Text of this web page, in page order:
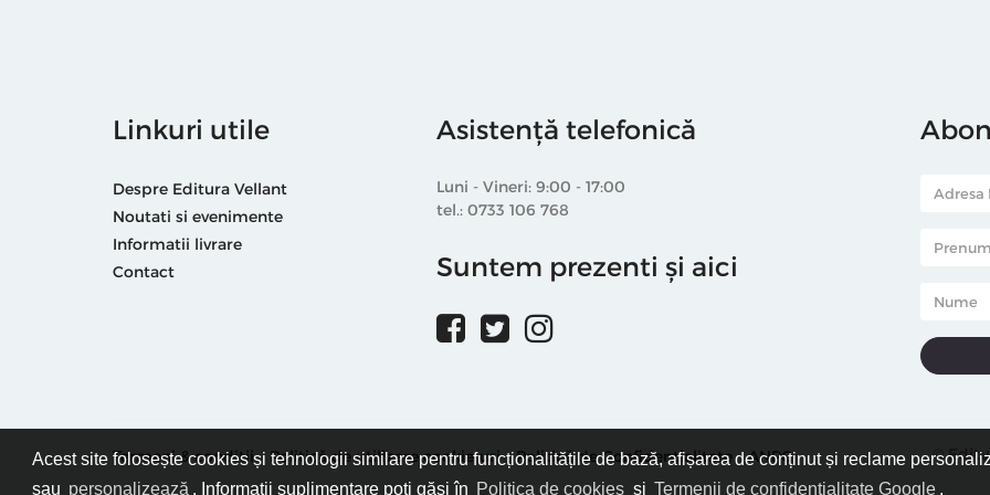
Acest site folosește cookies și tehnologii similare pentru funcționalitățile de bază, afișarea de conținut și reclame
sau personalizează . Informații suplimentare poți găsi în Politica de cookies și Termenii de confidențialitate Google .
Linkuri utile
Despre Editura Vellant
Noutati si evenimente
Informatii livrare
Contact
Asistență telefonică
Luni - Vineri: 9:00 - 17:00
tel.: 0733 106 768
Suntem prezenti și aici
Termeni & condiții Politică de utilizare cookie-uri Politică de Confidențialitate ANPC ©